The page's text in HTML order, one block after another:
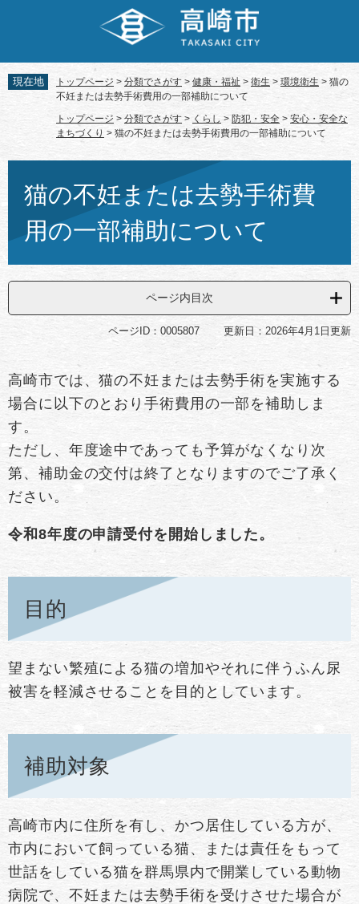
先
頭
を
飛
本
現在地 トップページ > 分類でさがす > 健康・福祉 > 衛生 > 環境衛生 > 猫の
不妊または去勢手術費用の一部補助について
トップページ > 分類でさがす > くらし >防犯・安全 > 安心・安全な
まちづくり > 猫の不妊または去勢手術費用の一部補助について
猫の不妊または去勢手術費
用の一部補助について
ページ内目次
ページID：0005807 更新日：2026年4月1日更新
高崎市では、猫の不妊または去勢手術を実施する
場合に以下のとおり手術費用の一部を補助しま
す。
ただし、年度途中であっても予算がなくなり次
第、補助金の交付は終了となりますのでご了承く
ださい。
令和8年度の申請受付を開始しました。
目的
望まない繁殖による猫の増加やそれに伴うふん尿
被害を軽減させることを目的としています。
補助対象
高崎市内に住所を有し、かつ居住している方が、
市内において飼っている猫、または責任をもって
世話をしている猫を群馬県内で開業している動物
病院で、不妊または去勢手術を受けさせた場合が